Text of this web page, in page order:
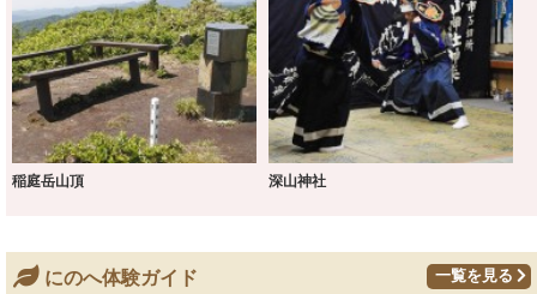
稲庭岳山頂 深山神社
にのへ体験ガイド 一覧を見る